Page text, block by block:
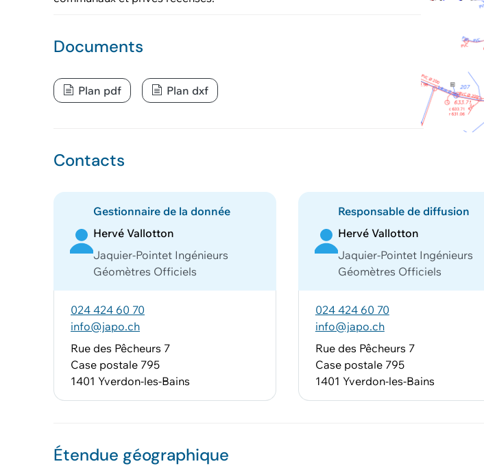
Documents
Plan pdf Plan dxf
Contacts
Gestionnaire de la donnée
Hervé Vallotton
Jaquier-Pointet Ingénieurs
Géomètres Officiels
024 424 60 70
info@japo.ch
Rue des Pêcheurs 7
Case postale 795
1401 Yverdon-les-Bains
Responsable de diffusion
Hervé Vallotton
Jaquier-Pointet Ingénieurs
Géomètres Officiels
024 424 60 70
info@japo.ch
Rue des Pêcheurs 7
Case postale 795
1401 Yverdon-les-Bains
Étendue géographique